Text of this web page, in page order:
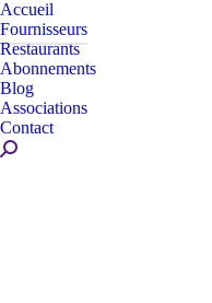
Accueil
Fournisseurs
Restaurants
Abonnements
Blog
Associations
Contact
Recherche